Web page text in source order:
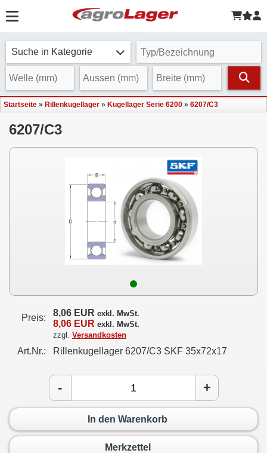
Suche in Kategorie
Startseite » Rillenkugellager » Kugellager Serie 6200 » 6207/C3
6207/C3
Preis: 8,06 EUR exkl. MwSt.
8,06 EUR exkl. MwSt.
zzgl. Versandkosten
Art.Nr.: Rillenkugellager 6207/C3 SKF 35x72x17
- +
In den Warenkorb
Merkzettel